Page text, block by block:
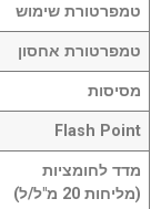
טמפרטורת שימוש
טמפרטורת אחסון
מסיסות
Flash Point
מדד לחומציות
(מליחות 20 מ"ל/ל)